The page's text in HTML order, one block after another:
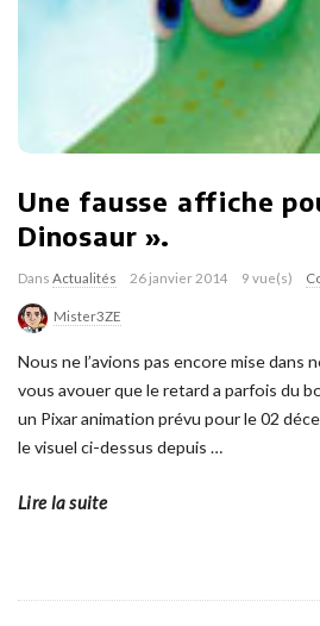
Une fausse affiche
Dinosaur ».
Dans Actualités 26 janvier 2014 9 vue(s)
Mister3ZE
Nous ne l’avions pas encore mise dans
vous avouer que le retard a parfois du
un Pixar animation prévu pour le 02
le visuel ci-dessus depuis …
Lire la suite